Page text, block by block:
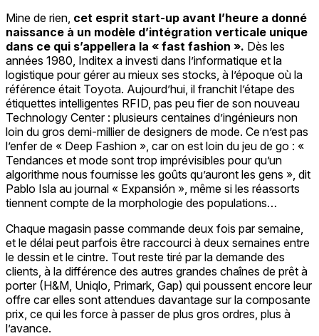
Mine de rien, cet esprit start-up avant l’heure a donné
naissance à un modèle d’intégration verticale unique
dans ce qui s’appellera la « fast fashion ». Dès les
années 1980, Inditex a investi dans l’informatique et la
logistique pour gérer au mieux ses stocks, à l’époque où la
référence était Toyota. Aujourd’hui, il franchit l’étape des
étiquettes intelligentes RFID, pas peu fier de son nouveau
Technology Center : plusieurs centaines d’ingénieurs non
loin du gros demi-millier de designers de mode. Ce n’est pas
l’enfer de « Deep Fashion », car on est loin du jeu de go : «
Tendances et mode sont trop imprévisibles pour qu’un
algorithme nous fournisse les goûts qu’auront les gens », dit
Pablo Isla au journal « Expansión », même si les réassorts
tiennent compte de la morphologie des populations…
Chaque magasin passe commande deux fois par semaine,
et le délai peut parfois être raccourci à deux semaines entre
le dessin et le cintre. Tout reste tiré par la demande des
clients, à la différence des autres grandes chaînes de prêt à
porter (H&M, Uniqlo, Primark, Gap) qui poussent encore leur
offre car elles sont attendues davantage sur la composante
prix, ce qui les force à passer de plus gros ordres, plus à
l’avance.